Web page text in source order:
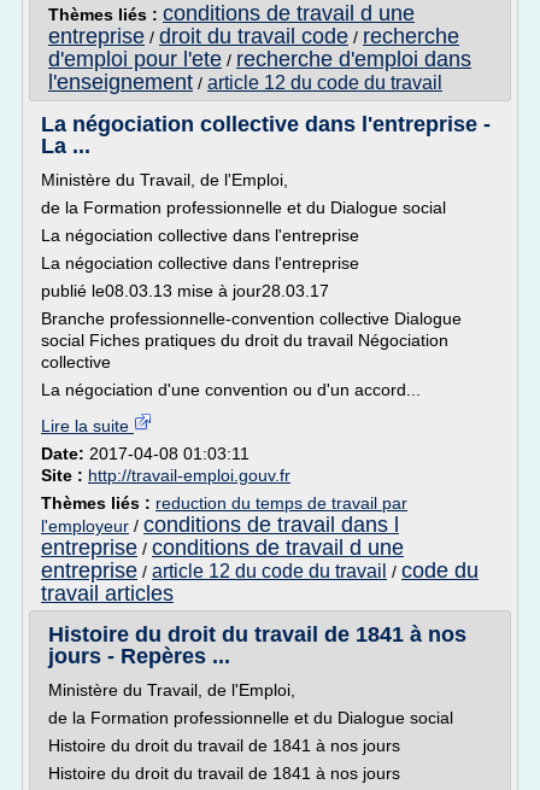
Thèmes liés : conditions de travail d une
entreprise / droit du travail code / recherche
d'emploi pour l'ete / recherche d'emploi dans
l'enseignement / article 12 du code du travail
La négociation collective dans l'entreprise -
La ...
Ministère du Travail, de l'Emploi,
de la Formation professionnelle et du Dialogue social
La négociation collective dans l'entreprise
La négociation collective dans l'entreprise
publié le08.03.13 mise à jour28.03.17
Branche professionnelle-convention collective Dialogue
social Fiches pratiques du droit du travail Négociation
collective
La négociation d'une convention ou d'un accord...
Lire la suite
Date: 2017-04-08 01:03:11
Site : http://travail-emploi.gouv.fr
Thèmes liés : reduction du temps de travail par
l'employeur / conditions de travail dans l
entreprise / conditions de travail d une
entreprise / article 12 du code du travail / code du
travail articles
Histoire du droit du travail de 1841 à nos
jours - Repères ...
Ministère du Travail, de l'Emploi,
de la Formation professionnelle et du Dialogue social
Histoire du droit du travail de 1841 à nos jours
Histoire du droit du travail de 1841 à nos jours